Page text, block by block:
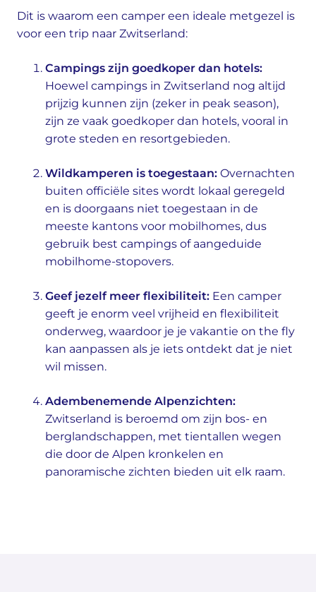
Dit is waarom een camper een ideale metgezel is
voor een trip naar Zwitserland:
Campings zijn goedkoper dan hotels:
Hoewel campings in Zwitserland nog altijd
prijzig kunnen zijn (zeker in peak season),
zijn ze vaak goedkoper dan hotels, vooral in
grote steden en resortgebieden.
Wildkamperen is toegestaan: Overnachten
buiten officiële sites wordt lokaal geregeld
en is doorgaans niet toegestaan in de
meeste kantons voor mobilhomes, dus
gebruik best campings of aangeduide
mobilhome-stopovers.
Geef jezelf meer flexibiliteit: Een camper
geeft je enorm veel vrijheid en flexibiliteit
onderweg, waardoor je je vakantie on the fly
kan aanpassen als je iets ontdekt dat je niet
wil missen.
Adembenemende Alpenzichten:
Zwitserland is beroemd om zijn bos- en
berglandschappen, met tientallen wegen
die door de Alpen kronkelen en
panoramische zichten bieden uit elk raam.